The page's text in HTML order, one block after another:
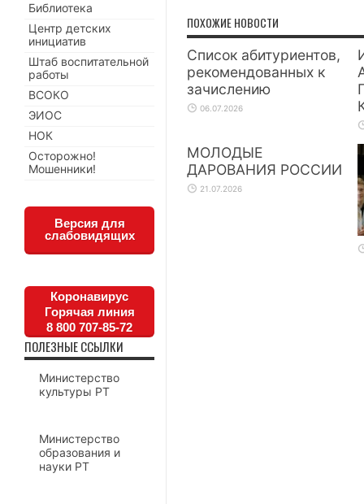
ПОХОЖИЕ НОВОСТИ
Список абитуриентов,
рекомендованных к
зачислению
06.07.2026
МОЛОДЫЕ
ДАРОВАНИЯ РОССИИ
21.07.2026
Библиотека
Центр детских
инициатив
Штаб воспитательной
работы
ВСОКО
ЭИОС
НОК
Осторожно!
Мошенники!
Версия для
слабовидящих
Коронавирус
Горячая линия
8 800 707-85-72
ПОЛЕЗНЫЕ ССЫЛКИ
Министерство
культуры РТ
Министерство
образования и
науки РТ